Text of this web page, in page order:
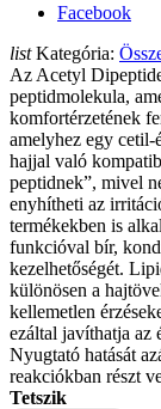
Facebook
list Kategória:
Az Acetyl
peptidmolekula,
komfortérzetének
amelyhez egy cetil-
hajjal való
peptidnek”, mivel
enyhítheti az
termékekben is
funkcióval bír,
kezelhetőségét.
különösen a
kellemetlen
ezáltal javíthatja
Nyugtató hatását
reakciókban részt
Tetszik